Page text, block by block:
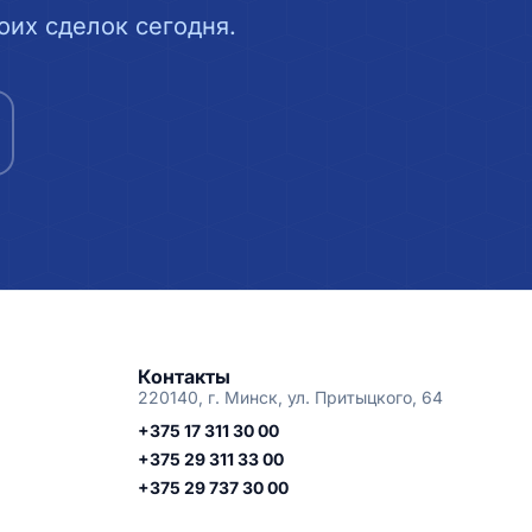
сделок сегодня.
Контакты
220140, г. Минск, ул. Притыцкого, 64
+375 17 311 30 00
+375 29 311 33 00
+375 29 737 30 00